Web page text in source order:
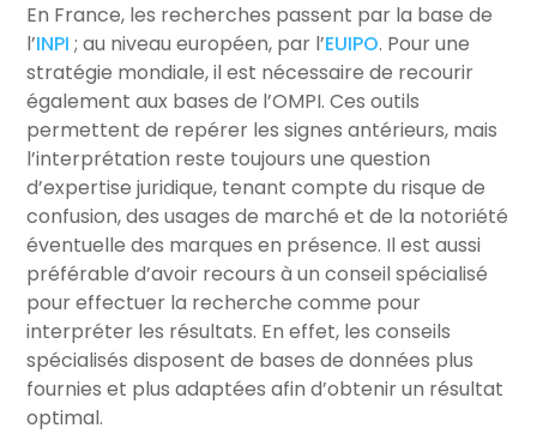
En France, les recherches passent par la base de
l’INPI ; au niveau européen, par l’EUIPO. Pour une
stratégie mondiale, il est nécessaire de recourir
également aux bases de l’OMPI. Ces outils
permettent de repérer les signes antérieurs, mais
l’interprétation reste toujours une question
d’expertise juridique, tenant compte du risque de
confusion, des usages de marché et de la notoriété
éventuelle des marques en présence. Il est aussi
préférable d’avoir recours à un conseil spécialisé
pour effectuer la recherche comme pour
interpréter les résultats. En effet, les conseils
spécialisés disposent de bases de données plus
fournies et plus adaptées afin d’obtenir un résultat
optimal.